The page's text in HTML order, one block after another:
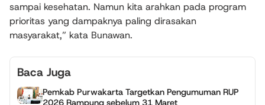
sampai kesehatan. Namun kita arahkan pada program
prioritas yang dampaknya paling dirasakan
masyarakat,” kata Bunawan.
Baca Juga
Pemkab Purwakarta Targetkan Pengumuman RUP
2026 Rampung sebelum 31 Maret